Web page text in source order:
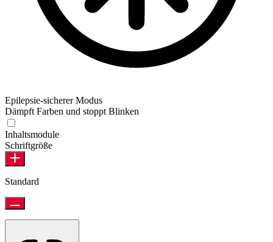
Epilepsie-sicherer Modus
Dämpft Farben und stoppt Blinken
Inhaltsmodule
Schriftgröße
Standard